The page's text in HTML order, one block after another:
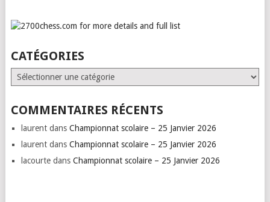
CATÉGORIES
Catégories
COMMENTAIRES RÉCENTS
laurentdans Championnat scolaire – 25 Janvier 2026
laurentdans Championnat scolaire – 25 Janvier 2026
lacourtedans Championnat scolaire – 25 Janvier 2026